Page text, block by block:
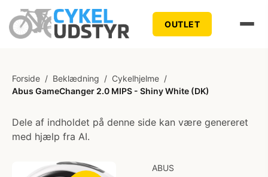
OUTLET
Forside / Beklædning / Cykelhjelme /
Abus GameChanger 2.0 MIPS - Shiny White (DK)
Dele af indholdet på denne side kan være genereret
med hjælp fra AI.
ABUS